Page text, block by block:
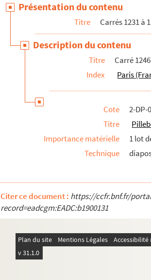
Présentation du contenu
Titre Carrés 1231 à
Description du contenu
Titre
Carré 1246
Index
Paris
Cote
2-DP-
Titre
Importance matérielle
1 lot
Technique
Citer ce document : https://ccfr.bnf.fr/
record=eadcgm:EADC:b1900131
Plan du site Mentions Légales
v 31.1.0